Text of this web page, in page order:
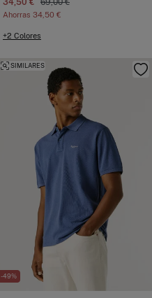
Ahorras 34,50 €
+2 Colores
-49%
SIMILARES